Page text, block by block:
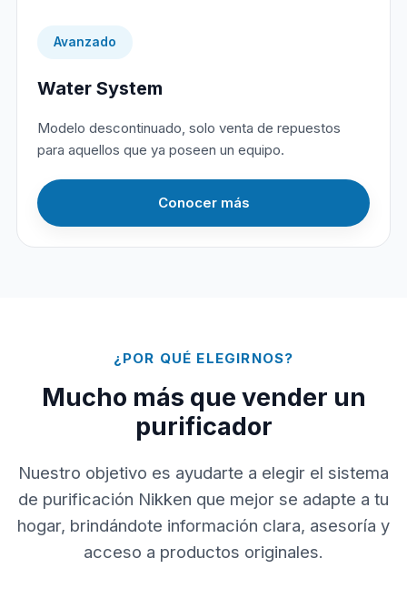
Avanzado
Water System
Modelo descontinuado, solo venta de repuestos
para aquellos que ya poseen un equipo.
Conocer más
¿POR QUÉ ELEGIRNOS?
Mucho más que vender un
purificador
Nuestro objetivo es ayudarte a elegir el sistema
de purificación Nikken que mejor se adapte a tu
hogar, brindándote información clara, asesoría y
acceso a productos originales.